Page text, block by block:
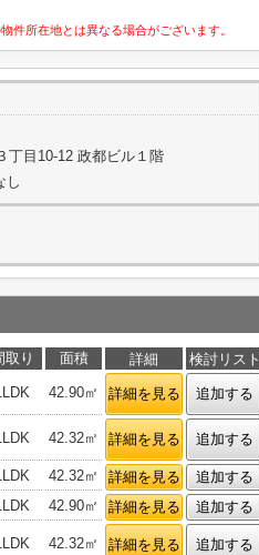
件所在地とは異なる場合がございます。
丁目10-12 政都ビル１階
し
取り 面積 詳細
検討リスト
42.90㎡ 詳細を見る 追加する
42.32㎡ 詳細を見る 追加する
42.32㎡ 詳細を見る
追加する
42.90㎡ 詳細を見る 追加する
42.32㎡ 詳細を見る 追加する